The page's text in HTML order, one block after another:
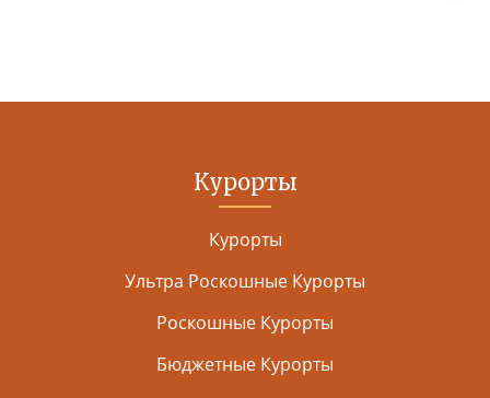
Курорты
Курорты
Ультра Роскошные Курорты
Роскошные Курорты
Бюджетные Курорты